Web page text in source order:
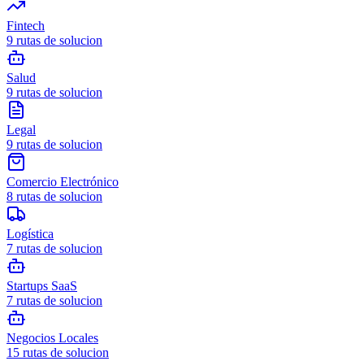
Fintech
9 rutas de solucion
Salud
9 rutas de solucion
Legal
9 rutas de solucion
Comercio Electrónico
8 rutas de solucion
Logística
7 rutas de solucion
Startups SaaS
7 rutas de solucion
Negocios Locales
15 rutas de solucion